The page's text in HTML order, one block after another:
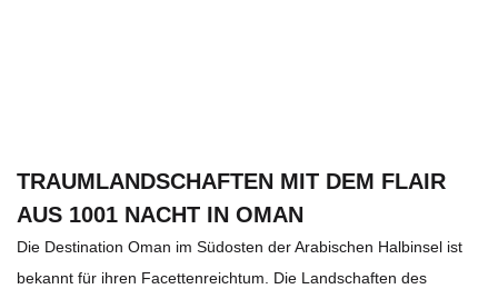
TRAUMLANDSCHAFTEN MIT DEM FLAIR
AUS 1001 NACHT IN OMAN
Die Destination Oman im Südosten der Arabischen Halbinsel ist
bekannt für ihren Facettenreichtum. Die Landschaften des